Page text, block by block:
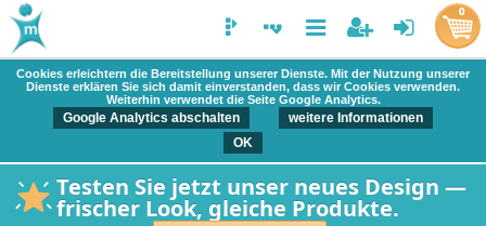
Cookies erleichtern die Bereitstellung unserer Dienste. Mit der Nutzung unserer
Dienste erklären Sie sich damit einverstanden, dass wir Cookies verwenden.
Weiterhin verwendet die Seite Google Analytics.
Google Analytics abschalten
weitere Informationen
OK
Testen Sie jetzt unser neues Design —
frischer Look, gleiche Produkte.
0